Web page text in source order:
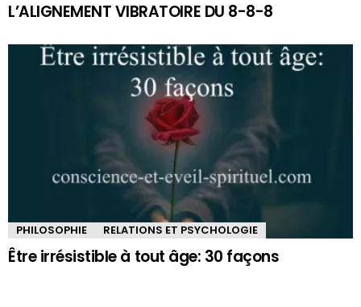
L’ALIGNEMENT VIBRATOIRE DU 8-8-8
PHILOSOPHIE RELATIONS ET PSYCHOLOGIE
Être irrésistible à tout âge: 30 façons